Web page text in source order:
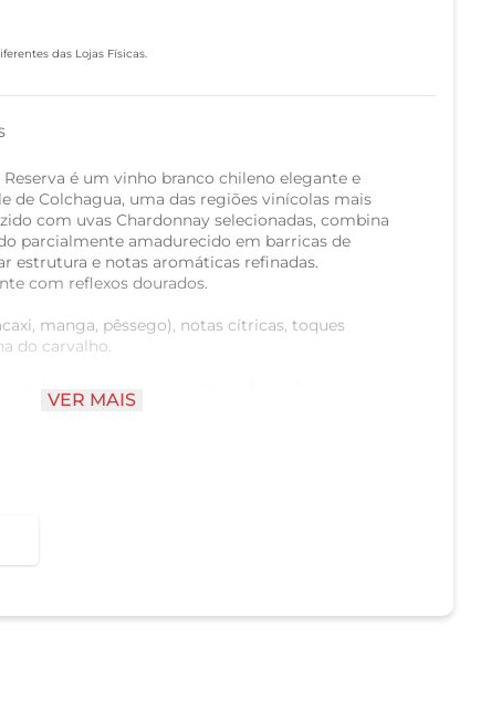
das Lojas Físicas.
é um vinho branco chileno elegante e
de Colchagua, uma das regiões vinícolas mais
com uvas Chardonnay selecionadas, combina
parcialmente amadurecido em barricas de
estrutura e notas aromáticas refinadas.
com reflexos dourados.
manga, pêssego), notas cítricas, toques
do carvalho.
com boa acidez, corpo médio e final elegante e
VER MAIS